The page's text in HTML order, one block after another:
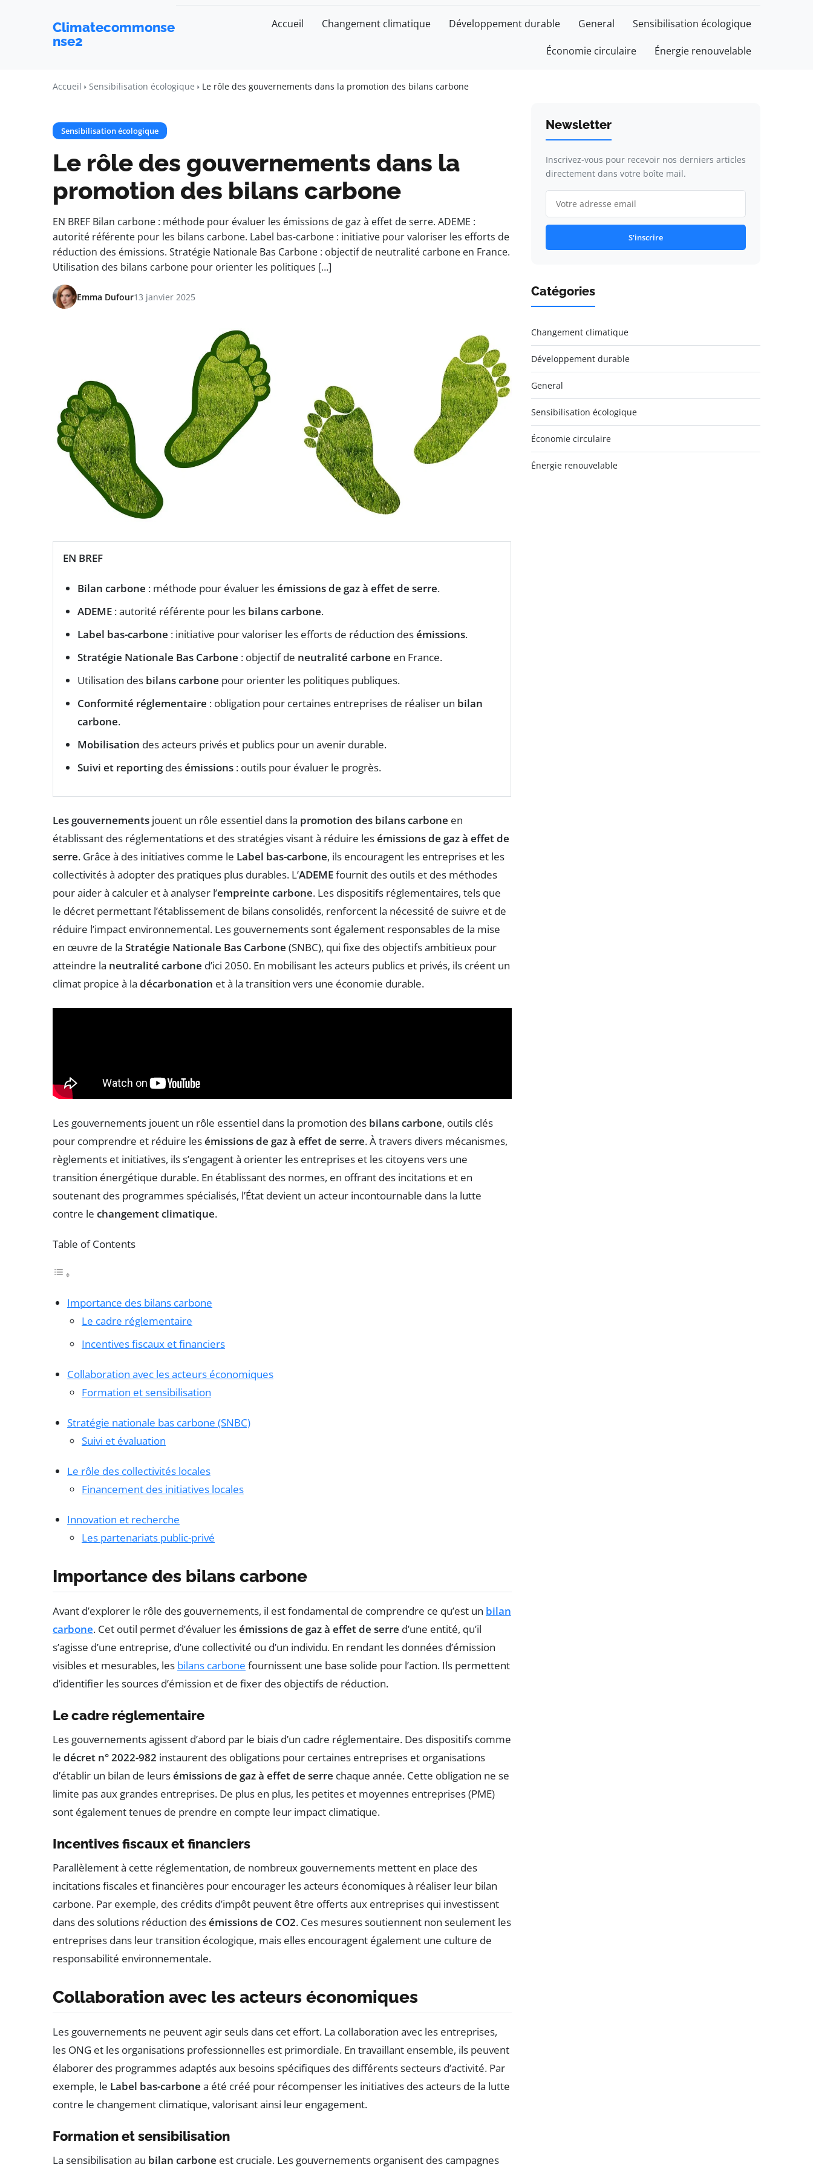
Climatecommonse
nse2
Accueil Changement climatique Développement durable General Sensibilisation écologique
Économie circulaire Énergie renouvelable
Accueil Sensibilisation écologique Le rôle des gouvernements dans la promotion des bilans carbone
Sensibilisation écologique
Le rôle des gouvernements dans la
promotion des bilans carbone
EN BREF Bilan carbone : méthode pour évaluer les émissions de gaz à effet de serre. ADEME :
autorité référente pour les bilans carbone. Label bas-carbone : initiative pour valoriser les efforts de
réduction des émissions. Stratégie Nationale Bas Carbone : objectif de neutralité carbone en France.
Utilisation des bilans carbone pour orienter les politiques […]
Emma Dufour13 janvier 2025
EN BREF
Bilan carbone : méthode pour évaluer lesémissions de gaz à effet de serre.
ADEME : autorité référente pour les bilans carbone.
Label bas-carbone : initiative pour valoriser les efforts de réduction desémissions.
Stratégie Nationale Bas Carbone : objectif de neutralité carbone en France.
Utilisation des bilans carbone pour orienter les politiques publiques.
Conformité réglementaire : obligation pour certaines entreprises de réaliser un bilan
carbone.
Mobilisation des acteurs privés et publics pour un avenir durable.
Suivi et reportingdesémissions : outils pour évaluer le progrès.
Les gouvernements jouent un rôle essentiel dans la promotion des bilans carbone en
établissant des réglementations et des stratégies visant à réduire lesémissions de gaz à effet de
serre. Grâce à des initiatives comme le Label bas-carbone, ils encouragent les entreprises et les
collectivités à adopter des pratiques plus durables. L’ADEMEfournit des outils et des méthodes
pour aider à calculer et à analyser l’empreinte carbone. Les dispositifs réglementaires, tels que
le décret permettant l’établissement de bilans consolidés, renforcent la nécessité de suivre et de
réduire l’impact environnemental. Les gouvernements sont également responsables de la mise
en œuvre de la Stratégie Nationale Bas Carbone (SNBC), qui fixe des objectifs ambitieux pour
atteindre la neutralité carbone d’ici 2050. En mobilisant les acteurs publics et privés, ils créent un
climat propice à la décarbonation et à la transition vers une économie durable.
Les gouvernements jouent un rôle essentiel dans la promotion des bilans carbone, outils clés
pour comprendre et réduire lesémissions de gaz à effet de serre. À travers divers mécanismes,
règlements et initiatives, ils s’engagent à orienter les entreprises et les citoyens vers une
transition énergétique durable. En établissant des normes, en offrant des incitations et en
soutenant des programmes spécialisés, l’État devient un acteur incontournable dans la lutte
contre le changement climatique.
Table of Contents
Importance des bilans carbone
Le cadre réglementaire
Incentives fiscaux et financiers
Collaboration avec les acteurs économiques
Formation et sensibilisation
Stratégie nationale bas carbone (SNBC)
Suivi et évaluation
Le rôle des collectivités locales
Financement des initiatives locales
Innovation et recherche
Les partenariats public-privé
Importance des bilans carbone
Avant d’explorer le rôle des gouvernements, il est fondamental de comprendre ce qu’est un bilan
carbone. Cet outil permet d’évaluer lesémissions de gaz à effet de serre d’une entité, qu’il
s’agisse d’une entreprise, d’une collectivité ou d’un individu. En rendant les données d’émission
visibles et mesurables, les bilans carbone fournissent une base solide pour l’action. Ils permettent
d’identifier les sources d’émission et de fixer des objectifs de réduction.
Le cadre réglementaire
Les gouvernements agissent d’abord par le biais d’un cadre réglementaire. Des dispositifs comme
le décret n° 2022-982 instaurent des obligations pour certaines entreprises et organisations
d’établir un bilan de leursémissions de gaz à effet de serre chaque année. Cette obligation ne se
limite pas aux grandes entreprises. De plus en plus, les petites et moyennes entreprises (PME)
sont également tenues de prendre en compte leur impact climatique.
Incentives fiscaux et financiers
Parallèlement à cette réglementation, de nombreux gouvernements mettent en place des
incitations fiscales et financières pour encourager les acteurs économiques à réaliser leur bilan
carbone. Par exemple, des crédits d’impôt peuvent être offerts aux entreprises qui investissent
dans des solutions réduction desémissions de CO2. Ces mesures soutiennent non seulement les
entreprises dans leur transition écologique, mais elles encouragent également une culture de
responsabilité environnementale.
Collaboration avec les acteurs économiques
Les gouvernements ne peuvent agir seuls dans cet effort. La collaboration avec les entreprises,
les ONG et les organisations professionnelles est primordiale. En travaillant ensemble, ils peuvent
élaborer des programmes adaptés aux besoins spécifiques des différents secteurs d’activité. Par
exemple, le Label bas-carbone a été créé pour récompenser les initiatives des acteurs de la lutte
contre le changement climatique, valorisant ainsi leur engagement.
Formation et sensibilisation
La sensibilisation au bilan carbone est cruciale. Les gouvernements organisent des campagnes
Newsletter
Inscrivez-vous pour recevoir nos derniers articles
directement dans votre boîte mail.
S'inscrire
Catégories
Changement climatique
Développement durable
General
Sensibilisation écologique
Économie circulaire
Énergie renouvelable